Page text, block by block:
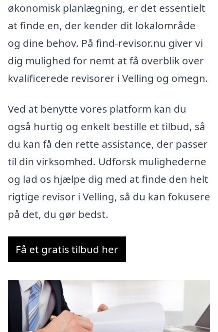
økonomisk planlægning, er det essentielt
at finde en, der kender dit lokalområde
og dine behov. På find-revisor.nu giver vi
dig mulighed for nemt at få overblik over
kvalificerede revisorer i Velling og omegn.
Ved at benytte vores platform kan du
også hurtig og enkelt bestille et tilbud, så
du kan få den rette assistance, der passer
til din virksomhed. Udforsk mulighederne
og lad os hjælpe dig med at finde den helt
rigtige revisor i Velling, så du kan fokusere
på det, du gør bedst.
Få et gratis tilbud her